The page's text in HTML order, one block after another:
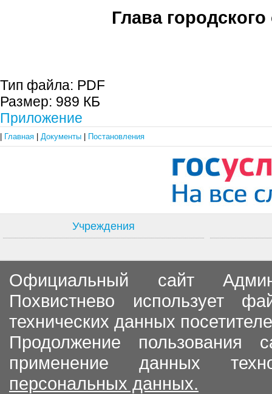
Глава городского
Тип файла: PDF
Размер: 989 КБ
Приложение
Главная Документы Постановления
Учреждения
Официальный сайт
Похвистнево использует
технических данных
Продолжение пользования
применение данных
персональных данных.